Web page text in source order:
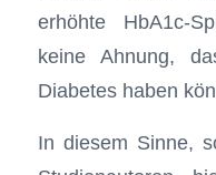
erhöhte HbA1c-
keine Ahnung,
Diabetes haben
In diesem Sinne,